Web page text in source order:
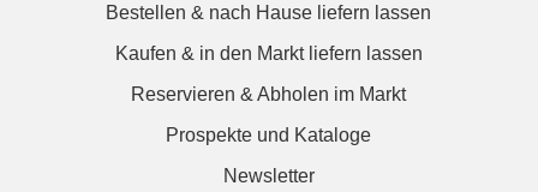
Bestellen & nach Hause liefern lassen
Kaufen & in den Markt liefern lassen
Reservieren & Abholen im Markt
Prospekte und Kataloge
Newsletter